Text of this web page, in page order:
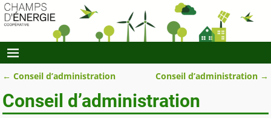
← Conseil d’administration Conseil d’administration →
Conseil d’administration